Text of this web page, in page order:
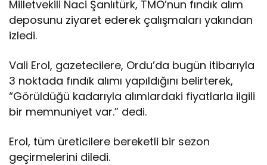
Milletvekili Naci Şanlıtürk, TMO’nun fındık alım
deposunu ziyaret ederek çalışmaları yakından
izledi.
Vali Erol, gazetecilere, Ordu’da bugün itibarıyla
3 noktada fındık alımı yapıldığını belirterek,
“Görüldüğü kadarıyla alımlardaki fiyatlarla ilgili
bir memnuniyet var.” dedi.
Erol, tüm üreticilere bereketli bir sezon
geçirmelerini diledi.